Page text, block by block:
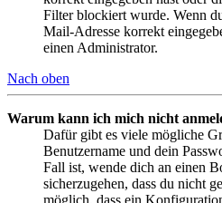
Filter blockiert wurde. Wenn
Mail-Adresse korrekt
einen Administrator.
Nach oben
Warum kann ich mich nicht
Dafür gibt es viele mögliche
Benutzername und dein
Fall ist, wende dich an einen
sicherzugehen, dass du nicht